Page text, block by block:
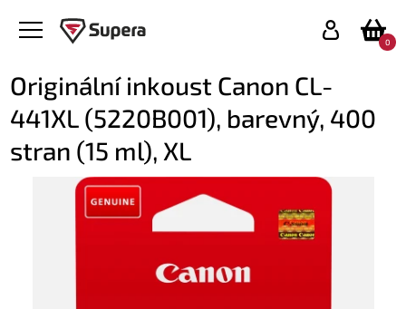
0
Originální inkoust Canon CL-
441XL (5220B001), barevný, 400
stran (15 ml), XL